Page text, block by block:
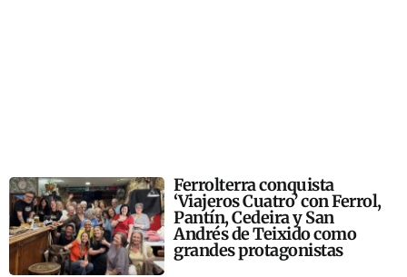
Ferrolterra conquista
‘Viajeros Cuatro’ con Ferrol,
Pantín, Cedeira y San
Andrés de Teixido como
grandes protagonistas